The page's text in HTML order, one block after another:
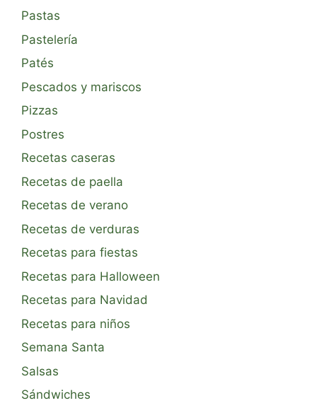
Pastas
Pastelería
Patés
Pescados y mariscos
Pizzas
Postres
Recetas caseras
Recetas de paella
Recetas de verano
Recetas de verduras
Recetas para fiestas
Recetas para Halloween
Recetas para Navidad
Recetas para niños
Semana Santa
Salsas
Sándwiches